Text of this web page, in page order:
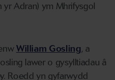
yr Adran) ym Mhrifysgol
William Gosling, a
lawer o gysylltiadau â
. Roedd yn gyfarwydd